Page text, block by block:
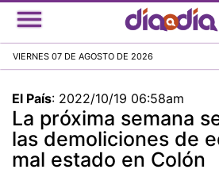
Pasar
al
VIERNES 07 DE AGOSTO DE 2026
El País: 2022/10/19 06:58am
La próxima semana
las demoliciones de
mal estado en Colón